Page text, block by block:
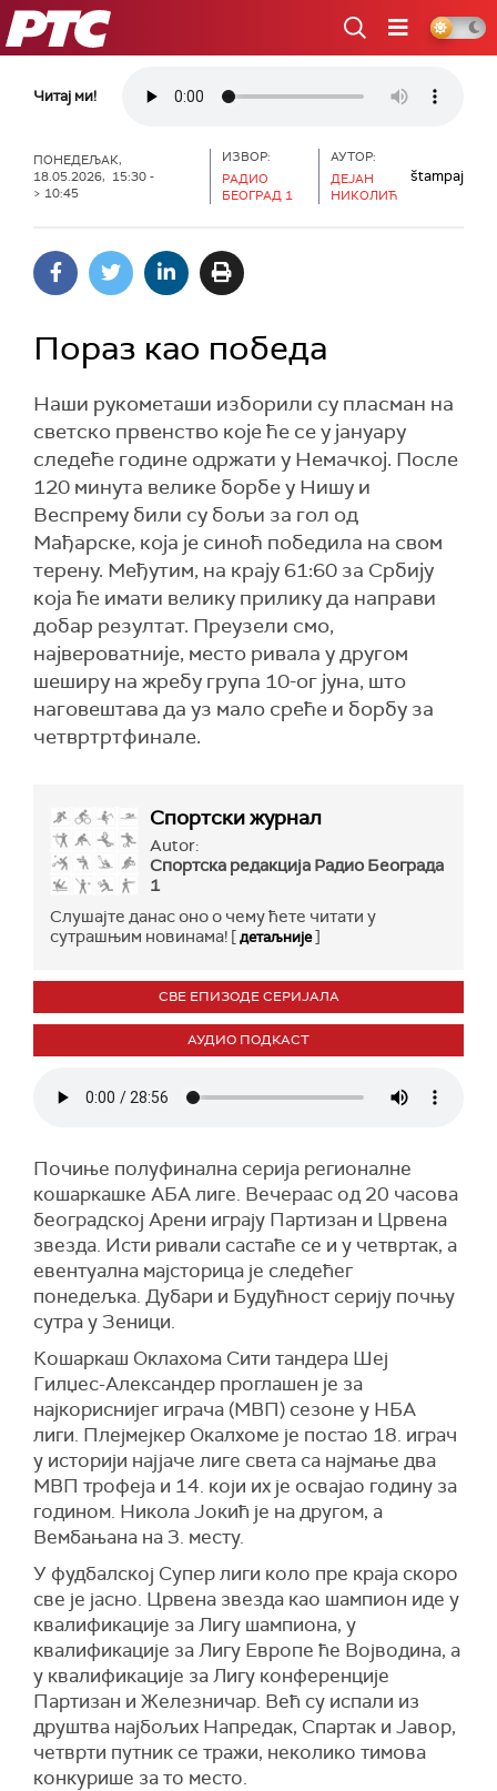
РТС
Читај ми!
ПОНЕДЕЉАК,
18.05.2026, 15:30 -
> 10:45
ИЗВОР:
РАДИО
БЕОГРАД 1
АУТОР:
ДЕЈАН
НИКОЛИЋ
štampaj
Пораз као победа
Наши рукометаши изборили су пласман на
светско првенство које ће се у јануару
следеће године одржати у Немачкој. После
120 минута велике борбе у Нишу и
Веспрему били су бољи за гол од
Мађарске, која је синоћ победила на свом
терену. Међутим, на крају 61:60 за Србију
која ће имати велику прилику да направи
добар резултат. Преузели смо,
највероватније, место ривала у другом
шеширу на жребу група 10-ог јуна, што
наговештава да уз мало среће и борбу за
четвртртфинале.
Спортски журнал
Autor:
Спортска редакција Радио Београда
1
Слушајте данас оно о чему ћете читати у
сутрашњим новинама! [детаљније]
СВЕ ЕПИЗОДЕ СЕРИЈАЛА
АУДИО ПОДКАСТ
Почиње полуфинална серија регионалне
кошаркашке АБА лиге. Вечераас од 20 часова
београдској Арени играју Партизан и Црвена
звезда. Исти ривали састаће се и у четвртак, а
евентуална мајсторица је следећег
понедељка. Дубари и Будућност серију почњу
сутра у Зеници.
Кошаркаш Оклахома Сити тандера Шеј
Гилџес-Александер проглашен је за
најкориснијег играча (МВП) сезоне у НБА
лиги. Плејмејкер Окалхоме је постао 18. играч
у историји најјаче лиге света са најмање два
МВП трофеја и 14. који их је освајао годину за
годином. Никола Јокић је на другом, а
Вембањана на 3. месту.
У фудбалској Супер лиги коло пре краја скоро
све је јасно. Црвена звезда као шампион иде у
квалификације за Лигу шампиона, у
квалификације за Лигу Европе ће Војводина, а
у квалификације за Лигу конференције
Партизан и Железничар. Већ су испали из
друштва најбољих Напредак, Спартак и Јавор,
четврти путник се тражи, неколико тимова
конкурише за то место.